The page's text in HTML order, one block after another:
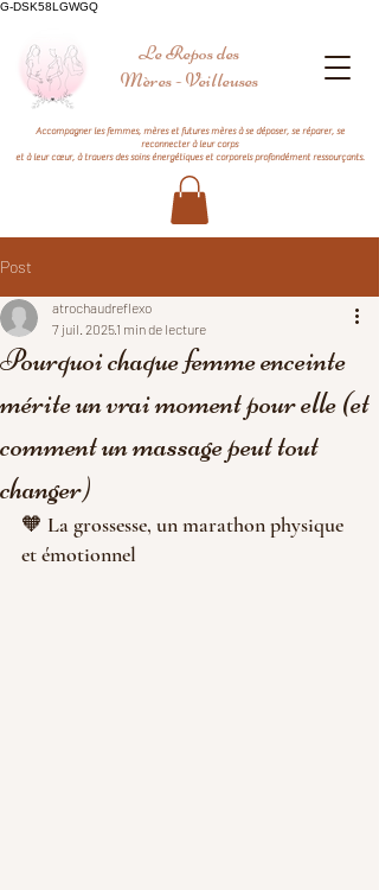
G-DSK58LGWGQ
Le Repos des
Mères - Veilleuses
Accompagner les femmes, mères et futures mères à se déposer, se réparer, se
reconnecter à leur corps
et à leur cœur, à travers des soins énergétiques et corporels profondément ressourçants.
Post
Pourquoi chaque femme enceinte
mérite un vrai moment pour elle (et
comment un massage peut tout
changer)
atrochaudreflexo
7 juil. 20251 min de lecture
🧡 La grossesse, un marathon physique
et émotionnel